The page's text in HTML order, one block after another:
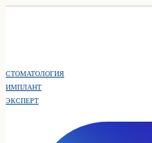
СТОМАТОЛОГИЯ
ИМПЛАНТ
ЭКСПЕРТ